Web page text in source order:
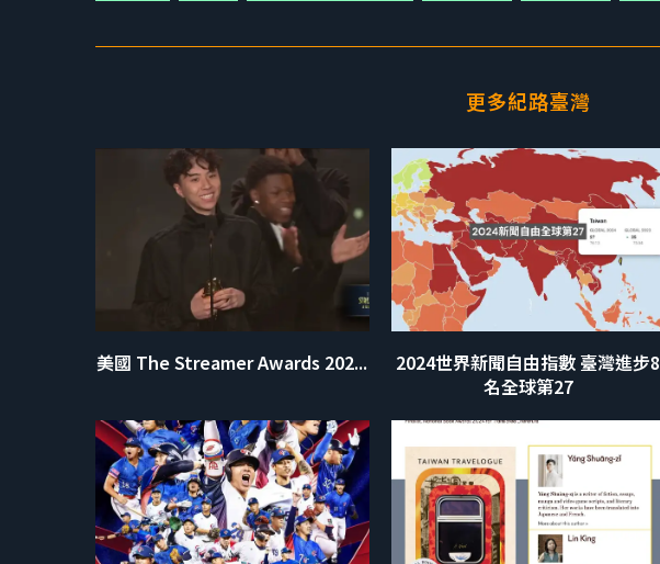
更多紀路臺灣
美國 The Streamer Awards 202...
2024世界新聞自由指數 臺灣進步8
名全球第27